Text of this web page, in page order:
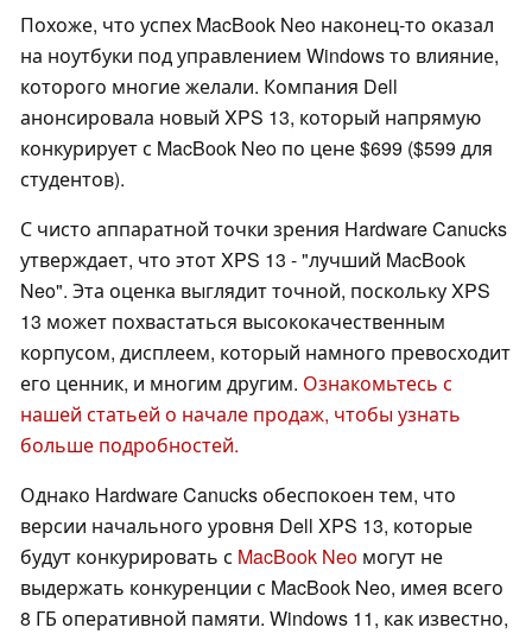
Похоже, что успех MacBook Neo наконец-то оказал
на ноутбуки под управлением Windows то влияние,
которого многие желали. Компания Dell
анонсировала новый XPS 13, который напрямую
конкурирует с MacBook Neo по цене $699 ($599 для
студентов).
С чисто аппаратной точки зрения Hardware Canucks
утверждает, что этот XPS 13 - "лучший MacBook
Neo". Эта оценка выглядит точной, поскольку XPS
13 может похвастаться высококачественным
корпусом, дисплеем, который намного превосходит
его ценник, и многим другим. Ознакомьтесь с
нашей статьей о начале продаж, чтобы узнать
больше подробностей.
Однако Hardware Canucks обеспокоен тем, что
версии начального уровня Dell XPS 13, которые
будут конкурировать с MacBook Neo могут не
выдержать конкуренции с MacBook Neo, имея всего
8 ГБ оперативной памяти. Windows 11, как известно,